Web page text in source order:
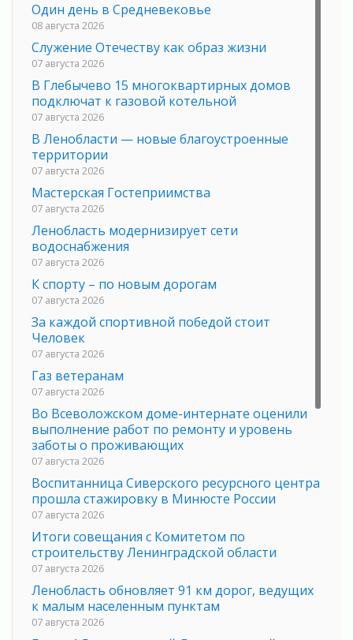
Один день в Средневековье
08 августа 2026
Служение Отечеству как образ жизни
07 августа 2026
В Глебычево 15 многоквартирных домов
подключат к газовой котельной
07 августа 2026
В Ленобласти — новые благоустроенные
территории
07 августа 2026
Мастерская Гостеприимства
07 августа 2026
Ленобласть модернизирует сети
водоснабжения
07 августа 2026
К спорту – по новым дорогам
07 августа 2026
За каждой спортивной победой стоит
Человек
07 августа 2026
Газ ветеранам
07 августа 2026
Во Всеволожском доме-интернате оценили
выполнение работ по ремонту и уровень
заботы о проживающих
07 августа 2026
Воспитанница Сиверского ресурсного центра
прошла стажировку в Минюсте России
07 августа 2026
Итоги совещания с Комитетом по
строительству Ленинградской области
07 августа 2026
Ленобласть обновляет 91 км дорог, ведущих
к малым населенным пунктам
07 августа 2026